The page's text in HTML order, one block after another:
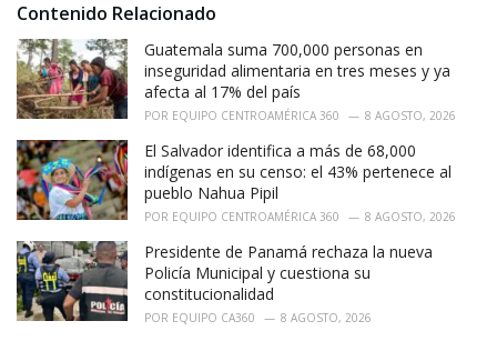
r
i
e
s
:
:Contenido Relacionado
Guatemala suma 700,000 personas en
inseguridad alimentaria en tres meses y ya
afecta al 17% del país
POR EQUIPO CENTROAMÉRICA 360 8 AGOSTO, 2026
El Salvador identifica a más de 68,000
indígenas en su censo: el 43% pertenece al
pueblo Nahua Pipil
POR EQUIPO CENTROAMÉRICA 360 8 AGOSTO, 2026
Presidente de Panamá rechaza la nueva
Policía Municipal y cuestiona su
constitucionalidad
POR EQUIPO CA360 8 AGOSTO, 2026